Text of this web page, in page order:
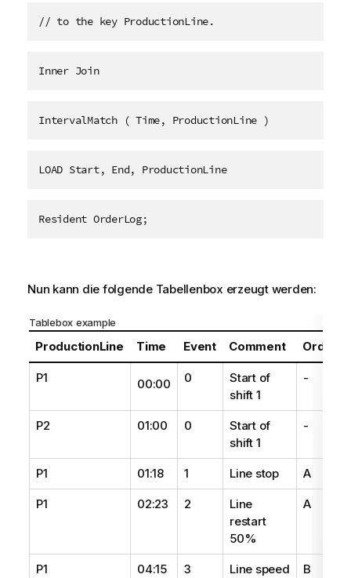
// to the key ProductionLine.
Inner Join
IntervalMatch ( Time, ProductionLine )
LOAD Start, End, ProductionLine
Resident OrderLog;
Nun kann die folgende Tabellenbox erzeugt werden:
Tablebox example
ProductionLine Time Event Comment Order
P1 00:00 0
Start of
shift 1
-
P2 01:00 0
Start of
shift 1
-
P1 01:18 1 Line stop A
P1 02:23 2
Line
restart
50%
A
P1 04:15 3
Line speed
B